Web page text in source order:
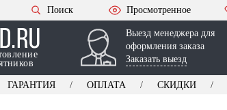
Поиск Просмотренное
Выезд менеджера для
оформления заказа
Заказать выезд
ГАРАНТИЯ ОПЛАТА СКИДКИ